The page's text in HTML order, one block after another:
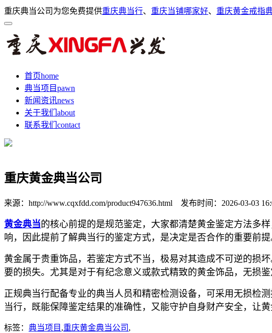
重庆典当公司为您免费提供重庆典当行、 重庆当铺哪家好、 重庆黄金戒指
首页home
典当项目pawn
新闻资讯news
关于我们 about
联系我们 contact
重庆黄金典当公司
来源：http://www.cqxfdd.com/product947636.html 发布时间：2026-03-03
黄金典当的核心前提的是规范鉴定，大家都清楚黄金鉴定方法多
响，因此提前了解典当行的鉴定方式，是决定是否合作的重要前提
黄金属于贵重饰品，若鉴定方式不当，极易对其造成不可逆的损
要的损失。尤其是对于有纪念意义或款式精致的黄金饰品，无损鉴
正规典当行配备专业的典当人员和精密检测设备，可采用无损检
当行，既能保障鉴定结果的准确性，又能守护自身财产安全，让黄
标签： 典当项目 ,重庆黄金典当公司 ,